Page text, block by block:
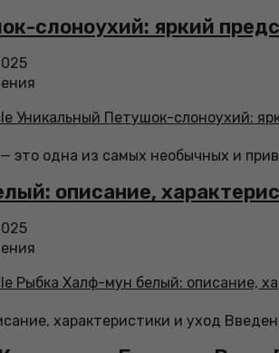
слоноухий: яркий
это одна из самых необычных и
описание,
характеристики и уход